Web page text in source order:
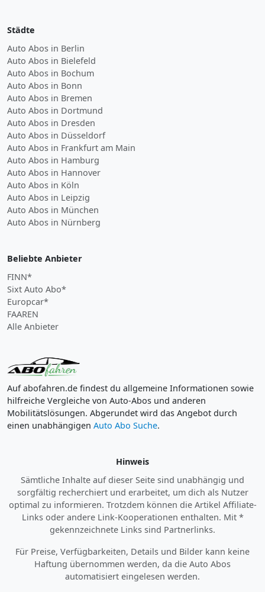
Städte
Auto Abos in Berlin
Auto Abos in Bielefeld
Auto Abos in Bochum
Auto Abos in Bonn
Auto Abos in Bremen
Auto Abos in Dortmund
Auto Abos in Dresden
Auto Abos in Düsseldorf
Auto Abos in Frankfurt am Main
Auto Abos in Hamburg
Auto Abos in Hannover
Auto Abos in Köln
Auto Abos in Leipzig
Auto Abos in München
Auto Abos in Nürnberg
Beliebte Anbieter
FINN*
Sixt Auto Abo*
Europcar*
FAAREN
Alle Anbieter
Auf abofahren.de findest du allgemeine Informationen sowie
hilfreiche Vergleiche von Auto-Abos und anderen
Mobilitätslösungen. Abgerundet wird das Angebot durch
einen unabhängigen Auto Abo Suche.
Hinweis
Sämtliche Inhalte auf dieser Seite sind unabhängig und
sorgfältig recherchiert und erarbeitet, um dich als Nutzer
optimal zu informieren. Trotzdem können die Artikel Affiliate-
Links oder andere Link-Kooperationen enthalten. Mit *
gekennzeichnete Links sind Partnerlinks.
Für Preise, Verfügbarkeiten, Details und Bilder kann keine
Haftung übernommen werden, da die Auto Abos
automatisiert eingelesen werden.